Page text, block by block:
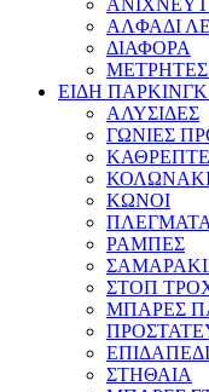
ΑΛΦΑΔΙ
ΔΙΑΦΟΡΑ
ΕΙΔΗ
ΑΛΥΣΙΔΕΣ
ΓΩΝΙΕΣ
ΚΩΝΟΙ
ΠΛΕΓΜΑΤΑ
ΡΑΜΠΕΣ
ΣΤΟΠ
ΜΠΑΡΕΣ
ΣΤΗΘΑΙΑ